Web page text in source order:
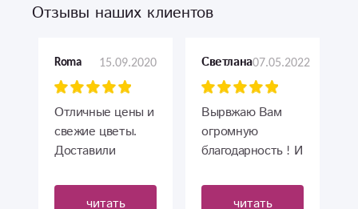
Отзывы наших клиентов
Roma 15.09.2020
Отличные цены и
свежие цветы.
Доставили
очень рада.
читать
Светлана07.05.2022
Вырвжаю Вам
огромную
благодарность ! И
Спасибо !!! ❤
читать